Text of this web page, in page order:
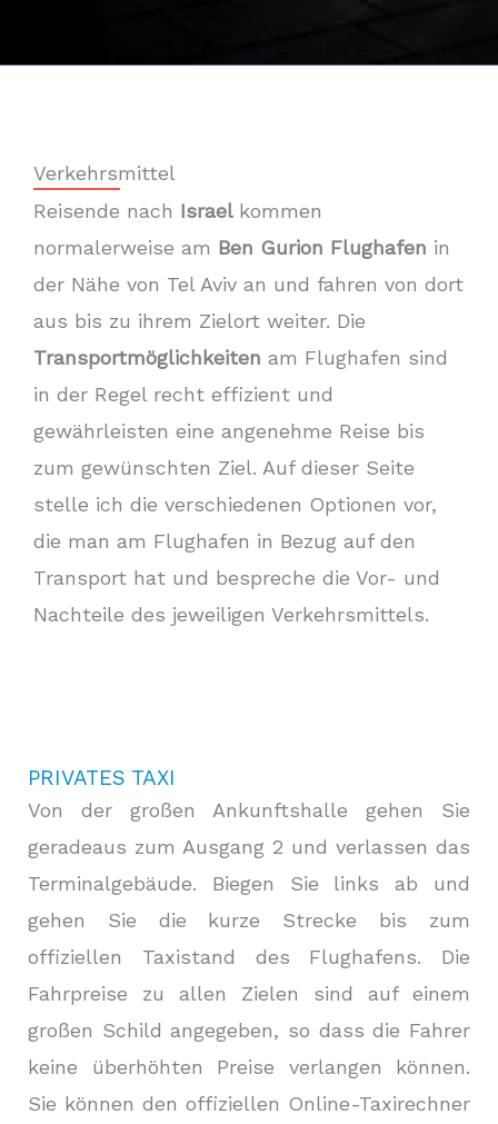
Verkehrsmittel
Reisende nach Israel kommen
normalerweise am Ben Gurion Flughafen in
der Nähe von Tel Aviv an und fahren von dort
aus bis zu ihrem Zielort weiter. Die
Transportmöglichkeiten am Flughafen sind
in der Regel recht effizient und
gewährleisten eine angenehme Reise bis
zum gewünschten Ziel. Auf dieser Seite
stelle ich die verschiedenen Optionen vor,
die man am Flughafen in Bezug auf den
Transport hat und bespreche die Vor- und
Nachteile des jeweiligen Verkehrsmittels.
PRIVATES TAXI
Von der großen Ankunftshalle gehen Sie
geradeaus zum Ausgang 2 und verlassen das
Terminalgebäude. Biegen Sie links ab und
gehen Sie die kurze Strecke bis zum
offiziellen Taxistand des Flughafens. Die
Fahrpreise zu allen Zielen sind auf einem
großen Schild angegeben, so dass die Fahrer
keine überhöhten Preise verlangen können.
Sie können den offiziellen Online-Taxirechner